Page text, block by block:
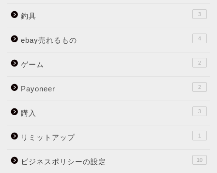
釣具 3
ebay売れるもの 4
ゲーム 2
Payoneer 2
購入 3
リミットアップ 1
ビジネスポリシーの設定 10